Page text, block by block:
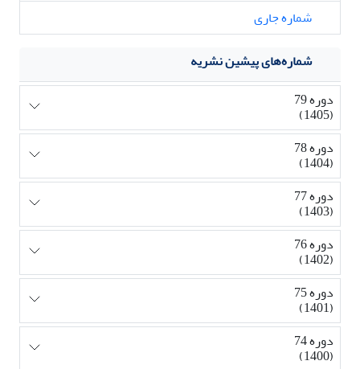
شماره جاری
شماره‌های پیشین نشریه
دوره 79
(1405)
دوره 78
(1404)
دوره 77
(1403)
دوره 76
(1402)
دوره 75
(1401)
دوره 74
(1400)